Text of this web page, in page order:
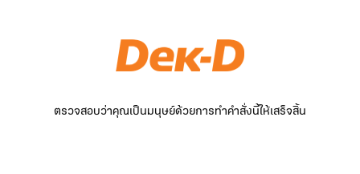
ตรวจสอบว่าคุณเป็นมนุษย์ด้วยการทำคำสั่งนี้ให้เสร็จสิ้น